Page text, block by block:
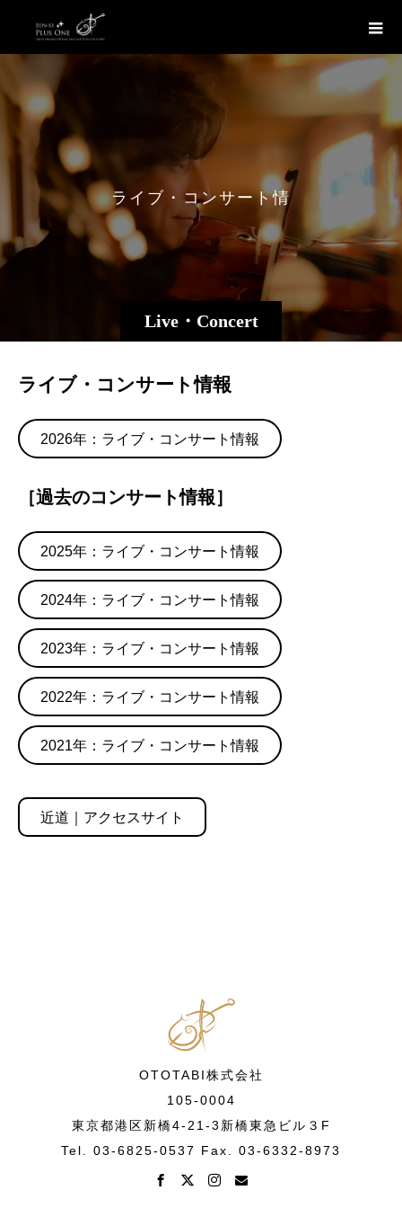
Live・Concert
ライブ・コンサート情報
ライブ・コンサート情報
2026年：ライブ・コンサート情報
［過去のコンサート情報］
2025年：ライブ・コンサート情報
2024年：ライブ・コンサート情報
2023年：ライブ・コンサート情報
2022年：ライブ・コンサート情報
2021年：ライブ・コンサート情報
近道｜アクセスサイト
OTOTABI株式会社
105-0004
東京都港区新橋4-21-3新橋東急ビル３F
Tel. 03-6825-0537 Fax. 03-6332-8973